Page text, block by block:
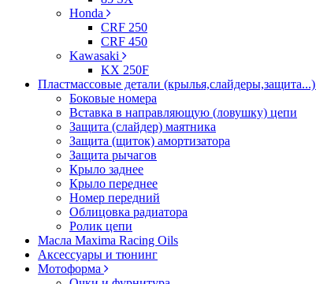
Honda
CRF 250
CRF 450
Kawasaki
KX 250F
Пластмассовые детали (крылья,слайдеры,защита...)
Боковые номера
Вставка в направляющую (ловушку) цепи
Защита (слайдер) маятника
Защита (щиток) амортизатора
Защита рычагов
Крыло заднее
Крыло переднее
Номер передний
Облицовка радиатора
Ролик цепи
Масла Maxima Racing Oils
Аксессуары и тюнинг
Мотоформа